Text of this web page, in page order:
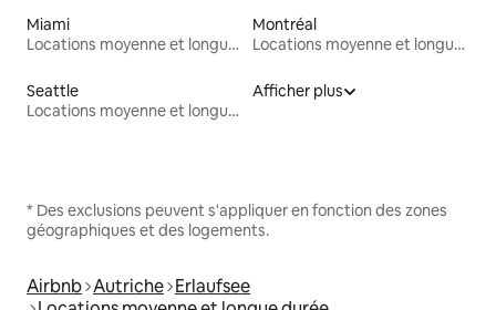
Miami
Locations moyenne et longue durée
Montréal
Locations moyenne et longue durée
Seattle
Locations moyenne et longue durée
Afficher plus
* Des exclusions peuvent s'appliquer en fonction des zones
géographiques et des logements.
Airbnb Autriche Erlaufsee